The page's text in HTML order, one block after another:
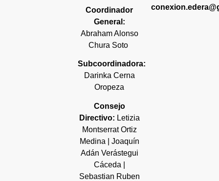
Coordinador
General:
Abraham Alonso
Chura Soto
Subcoordinadora:
Darinka Cerna
Oropeza
Consejo
Directivo: Letizia
Montserrat Ortiz
Medina | Joaquín
Adán Verástegui
Cáceda |
Sebastian Ruben